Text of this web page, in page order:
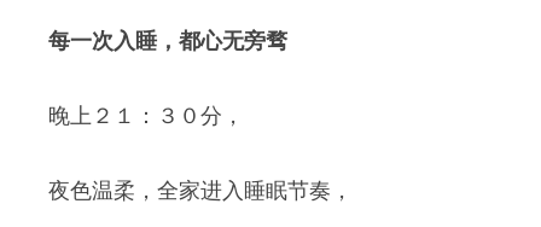
每一次入睡，都心无旁骛
晚上２１：３０分，
夜色温柔，全家进入睡眠节奏，